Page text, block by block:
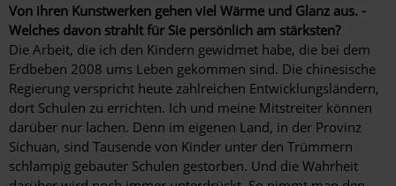
Von ihren Kunstwerken gehen viel Wärme und Glanz aus. ­
Welches davon strahlt für Sie persönlich am stärksten?
Die Arbeit, die ich den Kindern gewidmet habe, die bei dem
Erdbeben 2008 ums Leben gekommen sind. Die chinesische
Regierung verspricht heute zahlreichen Entwicklungsländern,
dort Schulen zu errichten. Ich und meine Mitstreiter können
darüber nur lachen. Denn im eigenen Land, in der Provinz
Sichuan, sind Tausende von Kinder unter den Trümmern
schlampig gebauter Schulen gestorben. Und die Wahrheit